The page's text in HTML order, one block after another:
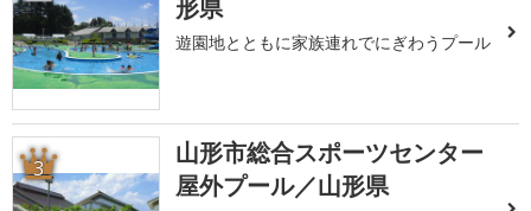
形県
遊園地とともに家族連れでにぎわうプール
3
山形市総合スポーツセンター
屋外プール／山形県